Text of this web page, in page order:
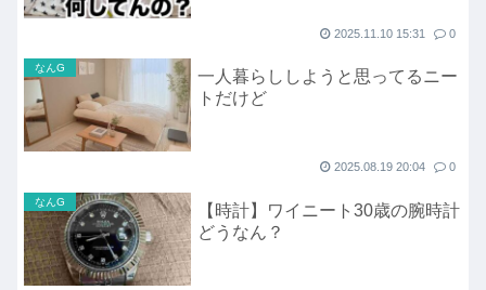
2025.11.10 15:31 0
なんG
一人暮らししようと思ってるニー
トだけど
2025.08.19 20:04 0
なんG
【時計】ワイニート30歳の腕時計
どうなん？